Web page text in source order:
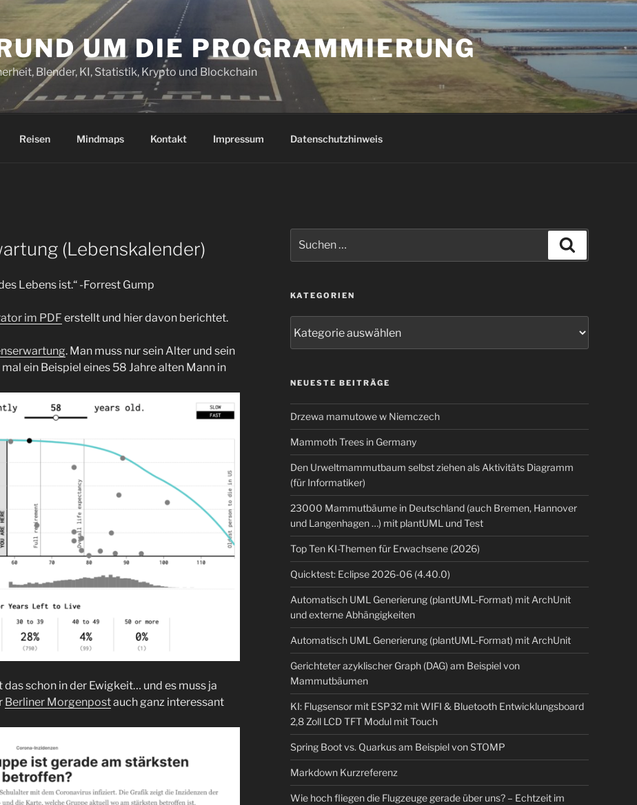
UM DIE PROGRAMMIERUNG
Blender, KI, Statistik, Krypto und Blockchain
Reisen Mindmaps Kontakt Impressum Datenschutzhinweis
(Lebenskalender)
Lebens ist.“ -Forrest Gump
im PDF erstellt und hier davon berichtet.
. Man muss nur sein Alter und sein
ein Beispiel eines 58 Jahre alten Mann in
das schon in der Ewigkeit… und es muss ja
Berliner Morgenpostauch ganz interessant
nach:
KATEGORIEN
NEUESTE BEITRÄGE
Drzewa mamutowe w Niemczech
Mammoth Trees in Germany
Den Urweltmammutbaum selbst ziehen als Aktivitäts Diagramm
(für Informatiker)
23000 Mammutbäume in Deutschland (auch Bremen, Hannover
und Langenhagen …) mit plantUML und Test
Top Ten KI-Themen für Erwachsene (2026)
Quicktest: Eclipse 2026-06 (4.40.0)
Automatisch UML Generierung (plantUML-Format) mit ArchUnit
und externe Abhängigkeiten
Automatisch UML Generierung (plantUML-Format) mit ArchUnit
Gerichteter azyklischer Graph (DAG) am Beispiel von
Mammutbäumen
KI: Flugsensor mit ESP32 mit WIFI & Bluetooth Entwicklungsboard
2,8 Zoll LCD TFT Modul mit Touch
Spring Boot vs. Quarkus am Beispiel von STOMP
Markdown Kurzreferenz
Wie hoch fliegen die Flugzeuge gerade über uns? – Echtzeit im